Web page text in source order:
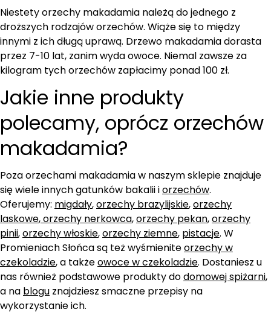
Niestety orzechy makadamia należą do jednego z
droższych rodzajów orzechów. Wiąże się to między
innymi z ich długą uprawą. Drzewo makadamia dorasta
przez 7-10 lat, zanim wyda owoce. Niemal zawsze za
kilogram tych orzechów zapłacimy ponad 100 zł.
Jakie inne produkty
polecamy, oprócz orzechów
makadamia?
Poza orzechami makadamia w naszym sklepie znajduje
się wiele innych gatunków bakalii iorzechów.
Oferujemy: migdały,orzechy brazylijskie,orzechy
laskowe,orzechy nerkowca,orzechy pekan,orzechy
pinii,orzechy włoskie,orzechy ziemne, pistacje. W
Promieniach Słońca są też wyśmieniteorzechy w
czekoladzie, a takżeowoce w czekoladzie. Dostaniesz u
nas również podstawowe produkty dodomowej spiżarni,
a na blogu znajdziesz smaczne przepisy na
wykorzystanie ich.